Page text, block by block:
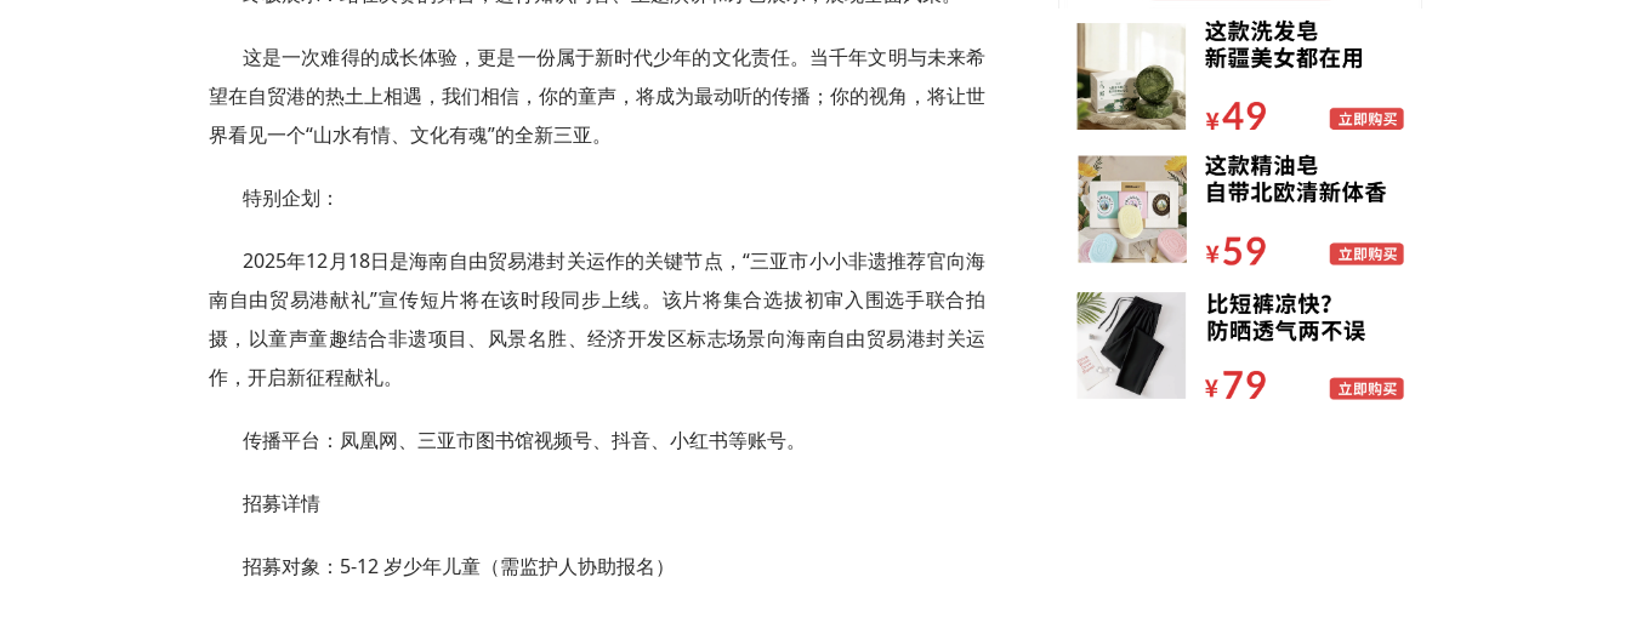
这是一次难得的成长体验，更是一份属于新时代少年的文化责任。当千年文明与未来希
望在自贸港的热土上相遇，我们相信，你的童声，将成为最动听的传播；你的视角，将让世
界看见一个“山水有情、文化有魂”的全新三亚。
特别企划：
2025年12月18日是海南自由贸易港封关运作的关键节点，“三亚市小小非遗推荐官向海
南自由贸易港献礼”宣传短片将在该时段同步上线。该片将集合选拔初审入围选手联合拍
摄，以童声童趣结合非遗项目、风景名胜、经济开发区标志场景向海南自由贸易港封关运
作，开启新征程献礼。
传播平台：凤凰网、三亚市图书馆视频号、抖音、小红书等账号。
招募详情
招募对象：5-12 岁少年儿童（需监护人协助报名）